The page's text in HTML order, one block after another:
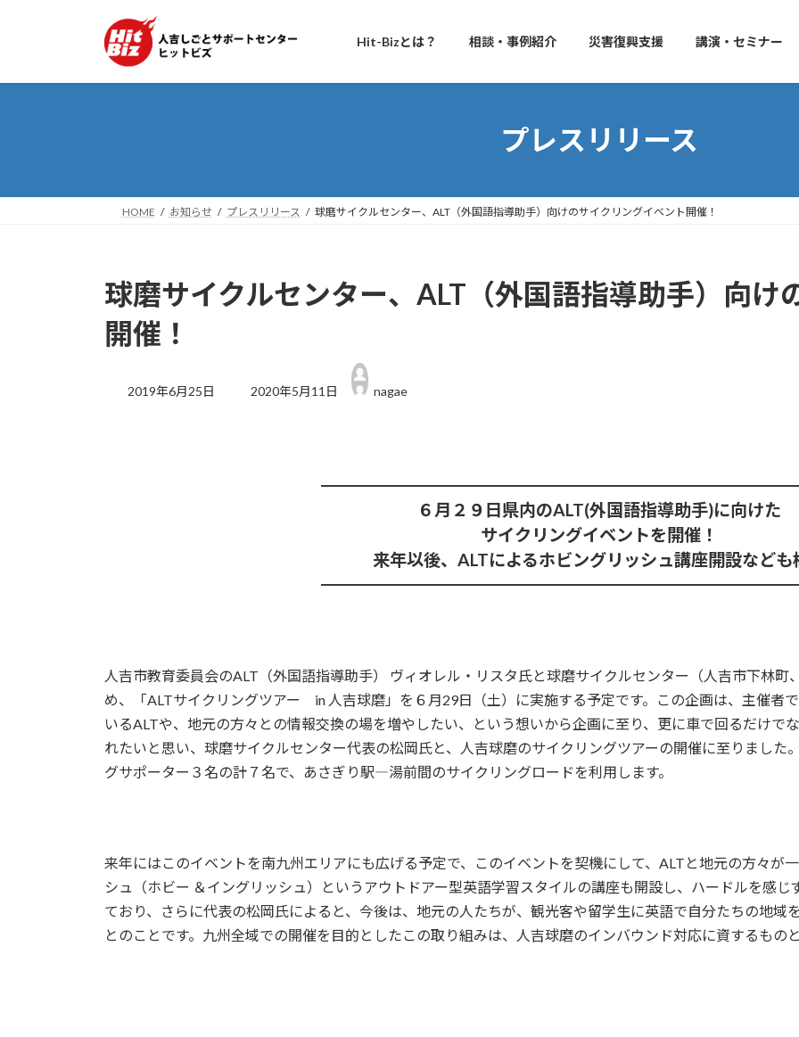
プ
動
Hit-Bizとは？ 相談・事例紹介 災害復興支援 講演・セミナー
プレスリリース
HOME お知らせ プレスリリース 球磨サイクルセンター、ALT（外国語指導助手）向けのサイクリングイベント開催！
球磨サイクルセンター、ALT（外国語指導助手）向け
開催！
2019年6月25日
終
2020年5月11日 nagae
６月２９日県内のALT(外国語指導助手)に向けた
サイクリングイベントを開催！
来年以後、ALTによるホビングリッシュ講座開設なども
人吉市教育委員会のALT（外国語指導助手） ヴィオレル・リスタ氏と球磨サイクルセンター（人吉市下林
め、「ALTサイクリングツアー in 人吉球磨」を６月29日（土）に実施する予定です。この企画は、主催者
いるALTや、地元の方々との情報交換の場を増やしたい、という想いから企画に至り、更に車で回るだけで
れたいと思い、球磨サイクルセンター代表の松岡氏と、人吉球磨のサイクリングツアーの開催に至りました
グサポーター３名の計７名で、あさぎり駅―湯前間のサイクリングロードを利用します。
来年にはこのイベントを南九州エリアにも広げる予定で、このイベントを契機にして、ALTと地元の方々が
シュ（ホビー ＆イングリッシュ）というアウトドアー型英語学習スタイルの講座も開設し、ハードルを感
ており、さらに代表の松岡氏によると、今後は、地元の人たちが、観光客や留学生に英語で自分たちの地域
とのことです。九州全域での開催を目的としたこの取り組みは、人吉球磨のインバウンド対応に資するもの